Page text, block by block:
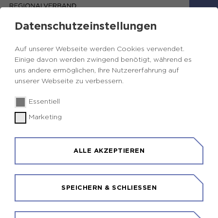
Datenschutzeinstellungen
Auf unserer Webseite werden Cookies verwendet.
Einige davon werden zwingend benötigt, während es
uns andere ermöglichen, Ihre Nutzererfahrung auf
unserer Webseite zu verbessern.
Essentiell
Marketing
ALLE AKZEPTIEREN
SPEICHERN & SCHLIESSEN